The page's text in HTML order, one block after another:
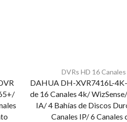
DVRs HD 16 Canales
DAHUA DH-XVR7416L-
de 16 Canales 4k/
IA/ 4 Bahías de Discos
Canales IP/ 6 Canales